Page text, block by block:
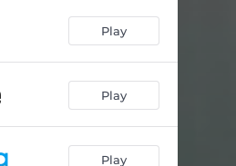
Play
Play
Play